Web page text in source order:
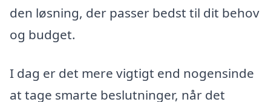
den løsning, der passer bedst til dit behov
og budget.
I dag er det mere vigtigt end nogensinde
at tage smarte beslutninger, når det